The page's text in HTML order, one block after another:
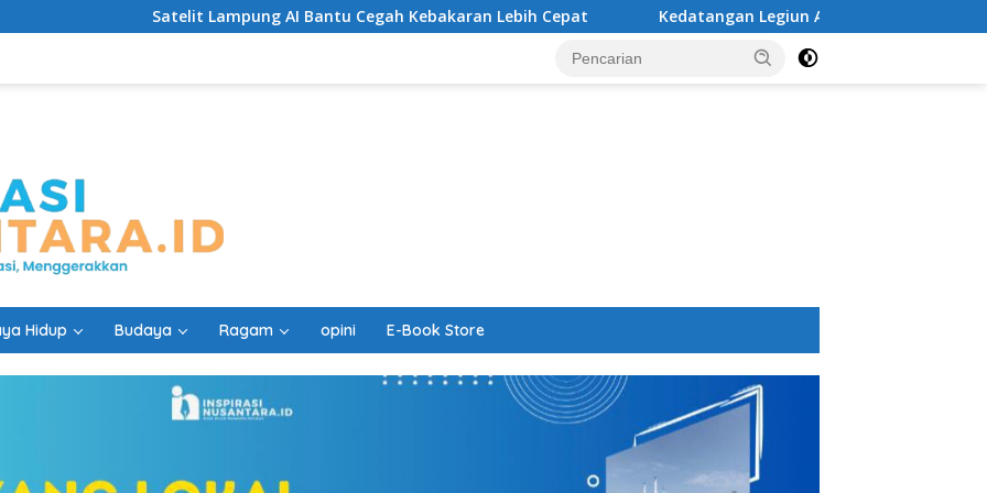
Satelit Lampung AI Bantu Cegah Kebakaran Lebih Cepat Kedatangan Legiun Asing Baru PSM Makassar Kian Nyata
Hidup Budaya Ragam opini E-Book Store